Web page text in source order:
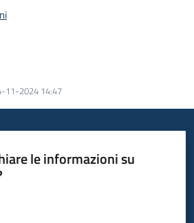
11-2024 14:47
le informazioni su